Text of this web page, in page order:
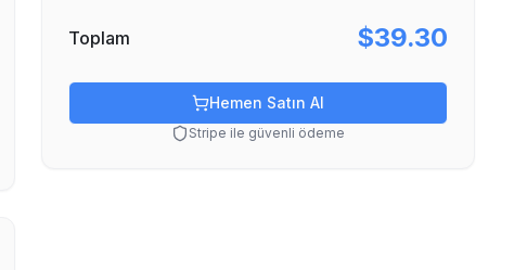
Toplam $39.30
Hemen Satın Al
Stripe ile güvenli ödeme